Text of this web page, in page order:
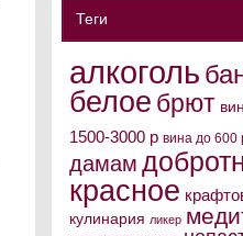
Теги
алкоголь
белое брют
1500-3000 р вина до 600
дамам
красное
кулинария ликер